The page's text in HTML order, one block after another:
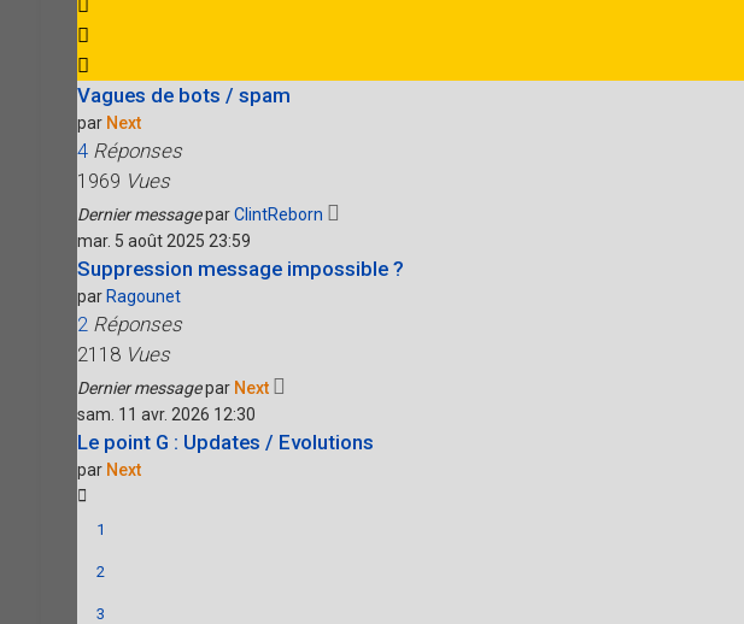
Vagues de bots / spam
par Next
4 Réponses
1969 Vues
Dernier messageparClintReborn
mar. 5 août 2025 23:59
Suppression message impossible ?
par Ragounet
2 Réponses
2118 Vues
Dernier messagepar Next
sam. 11 avr. 2026 12:30
Le point G : Updates / Evolutions
par Next
1
2
3